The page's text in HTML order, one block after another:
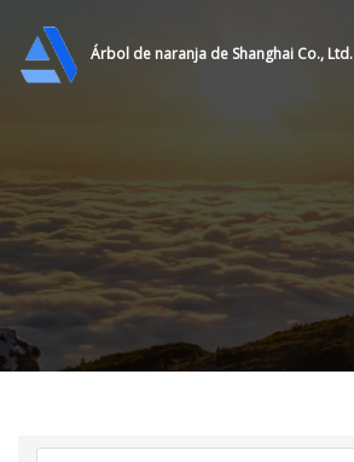
Árbol de naranja de Shanghai Co., Ltd.